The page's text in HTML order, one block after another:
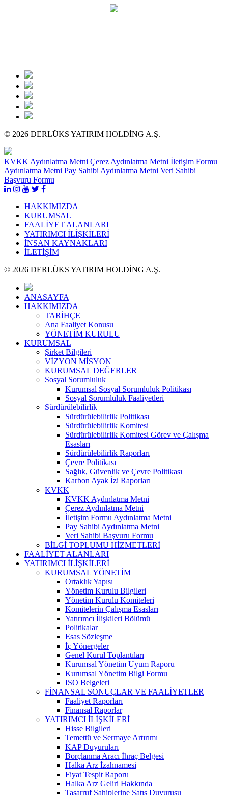
© 2026 DERLÜKS YATIRIM HOLDİNG A.Ş.
KVKK Aydınlatma Metni Çerez Aydınlatma Metni İletişim Formu
Aydınlatma Metni Pay Sahibi Aydınlatma Metni Veri Sahibi
Başvuru Formu
HAKKIMIZDA
KURUMSAL
FAALİYET ALANLARI
YATIRIMCI İLİŞKİLERİ
İNSAN KAYNAKLARI
İLETİŞİM
© 2026 DERLÜKS YATIRIM HOLDİNG A.Ş.
ANASAYFA
HAKKIMIZDA
TARİHÇE
Ana Faaliyet Konusu
YÖNETİM KURULU
KURUMSAL
Şirket Bilgileri
VİZYON MİSYON
KURUMSAL DEĞERLER
Sosyal Sorumluluk
Kurumsal Sosyal Sorumluluk Politikası
Sosyal Sorumluluk Faaliyetleri
Sürdürülebilirlik
Sürdürülebilirlik Politikası
Sürdürülebilirlik Komitesi
Sürdürülebilirlik Komitesi Görev ve Çalışma
Esasları
Sürdürülebilirlik Raporları
Çevre Politikası
Sağlık, Güvenlik ve Çevre Politikası
Karbon Ayak İzi Raporları
KVKK
KVKK Aydınlatma Metni
Çerez Aydınlatma Metni
İletişim Formu Aydınlatma Metni
Pay Sahibi Aydınlatma Metni
Veri Sahibi Başvuru Formu
BİLGİ TOPLUMU HİZMETLERİ
FAALİYET ALANLARI
YATIRIMCI İLİŞKİLERİ
KURUMSAL YÖNETİM
Ortaklık Yapısı
Yönetim Kurulu Bilgileri
Yönetim Kurulu Komiteleri
Komitelerin Çalışma Esasları
Yatırımcı İlişkileri Bölümü
Politikalar
Esas Sözleşme
İç Yönergeler
Genel Kurul Toplantıları
Kurumsal Yönetim Uyum Raporu
Kurumsal Yönetim Bilgi Formu
ISO Belgeleri
FİNANSAL SONUÇLAR VE FAALİYETLER
Faaliyet Raporları
Finansal Raporlar
YATIRIMCI İLİŞKİLERİ
Hisse Bilgileri
Temettü ve Sermaye Artırımı
KAP Duyuruları
Borçlanma Aracı İhraç Belgesi
Halka Arz İzahnamesi
Fiyat Tespit Raporu
Halka Arz Geliri Hakkında
Tasarruf Sahiplerine Satış Duyurusu